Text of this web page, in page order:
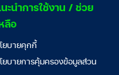
ะนำการใช้งาน / ช่วย
ลือ
ยบายคุกกี้
ยบายการคุ้มครองข้อมูลส่วน